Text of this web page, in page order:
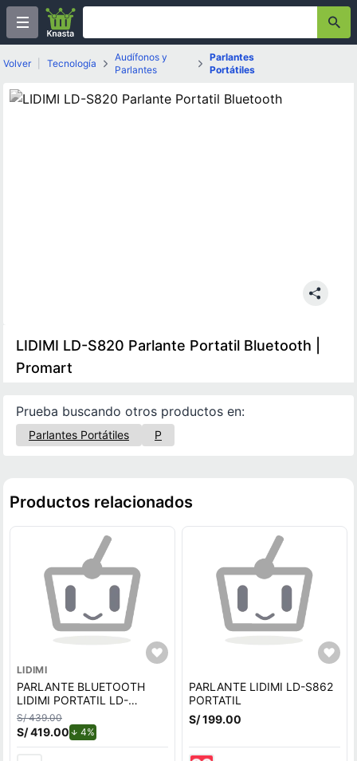
Volver Tecnología
Audífonos y
Parlantes
Parlantes
Portátiles
LIDIMI LD-S820 Parlante Portatil Bluetooth |
Promart
Prueba buscando otros productos en:
Parlantes Portátiles P
Productos relacionados
LIDIMI
PARLANTE BLUETOOTH
LIDIMI PORTATIL LD-
S008AC 70 W
S/ 439.00
S/ 419.00 4%
PARLANTE LIDIMI LD-S862
PORTATIL
S/ 199.00